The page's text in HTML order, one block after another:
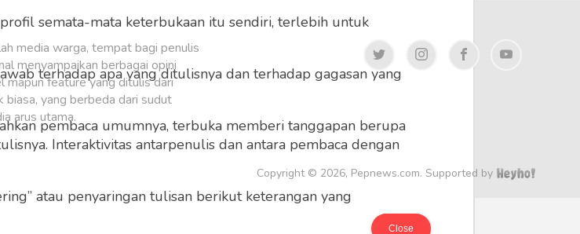
semata-mata keterbukaan itu sendiri, terlebih untuk
terhadap apa yang ditulisnya dan terhadap gagasan yang
pembaca umumnya, terbuka memberi tanggapan berupa
Interaktivitas antarpenulis dan antara pembaca dengan
atau penyaringan tulisan berikut keterangan yang
Close
media warga, tempat bagi penulis
menyampaikan berbagai opini
mapun feature yang ditulis dari
biasa, yang berbeda dari sudut
arus utama.
Copyright © 2026, Pepnews.com. Supported by